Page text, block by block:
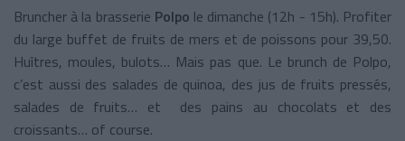
Bruncher à la brasserie Polpo le dimanche (12h - 15h). Profiter
du large buffet de fruits de mers et de poissons pour 39,50.
Huîtres, moules, bulots… Mais pas que. Le brunch de Polpo,
c’est aussi des salades de quinoa, des jus de fruits pressés,
salades de fruits… et des pains au chocolats et des
croissants… of course.